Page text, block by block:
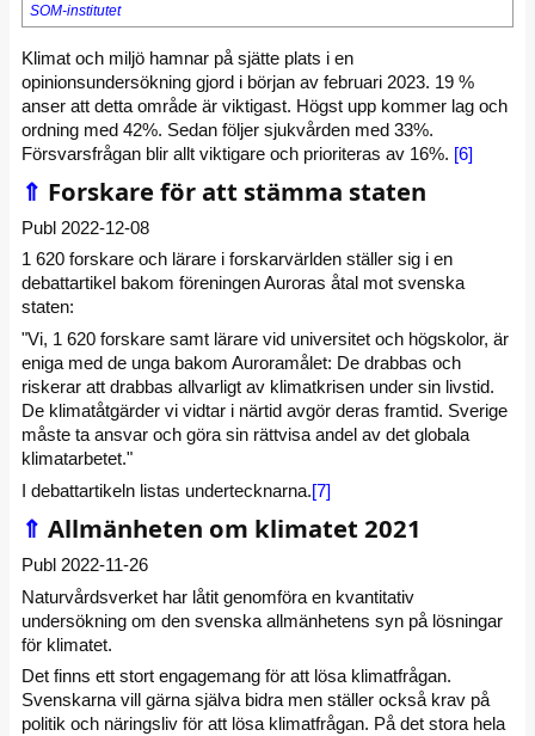
SOM-institutet
Klimat och miljö hamnar på sjätte plats i en
opinionsundersökning gjord i början av februari 2023. 19 %
anser att detta område är viktigast. Högst upp kommer lag och
ordning med 42%. Sedan följer sjukvården med 33%.
Försvarsfrågan blir allt viktigare och prioriteras av 16%. [6]
⇑ Forskare för att stämma staten
Publ 2022-12-08
1 620 forskare och lärare i forskarvärlden ställer sig i en
debattartikel bakom föreningen Auroras åtal mot svenska
staten:
"Vi, 1 620 forskare samt lärare vid universitet och högskolor, är
eniga med de unga bakom Auroramålet: De drabbas och
riskerar att drabbas allvarligt av klimatkrisen under sin livstid.
De klimatåtgärder vi vidtar i närtid avgör deras framtid. Sverige
måste ta ansvar och göra sin rättvisa andel av det globala
klimatarbetet."
I debattartikeln listas undertecknarna.[7]
⇑ Allmänheten om klimatet 2021
Publ 2022-11-26
Naturvårdsverket har låtit genomföra en kvantitativ
undersökning om den svenska allmänhetens syn på lösningar
för klimatet.
Det finns ett stort engagemang för att lösa klimatfrågan.
Svenskarna vill gärna själva bidra men ställer också krav på
politik och näringsliv för att lösa klimatfrågan. På det stora hela